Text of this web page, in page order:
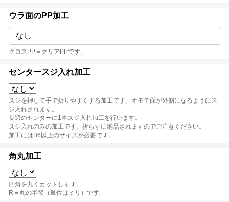
ウラ面のPP加工
なし
グロスPP＝クリアPPです。
センタースジ入れ加工
スジを押して手で折りやすくする加工です。オモテ面が外側になるようにス
ジ入れされます。
長辺のセンターに1本スジ入れ加工を行います。
スジ入れのみの加工です。折らずに納品されますのでご注意ください。
加工にはB6以上のサイズが必要です。
角丸加工
四角を丸くカットします。
R＝丸の半径（単位はミリ）です。